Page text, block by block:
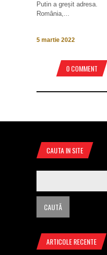
Putin a greșit adresa.
România,...
5 martie 2022
0 COMMENT
CAUTA IN SITE
ARTICOLE RECENTE